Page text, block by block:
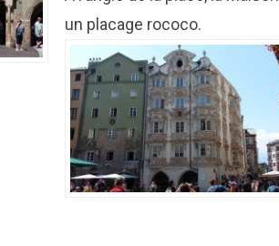
un placage rococo.